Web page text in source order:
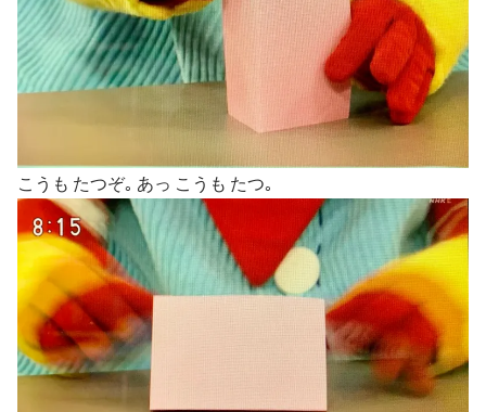
こうも たつぞ｡ あっ こうも たつ｡